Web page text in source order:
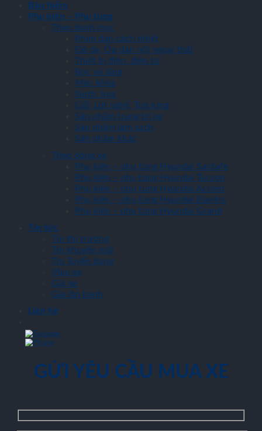
Bảo hiểm
Phụ kiện – Phụ tùng
Theo danh mục
Phim dán cách nhiệt
Đồ da, Ốp dán nội ngoại thất
Thiết bị điện, điện tử
Bọc vô lăng
Móc khóa
Nước hoa
Gối, Lót nghế, Tựa lưng
Sản phẩm trang trí xe
Sản phẩm làm sạch
Sản phẩm khác
Theo dòng xe
Phụ kiện – phụ tùng Hyundai Santafe
Phụ kiện – phụ tùng Hyundai Tucson
Phụ kiện – phụ tùng Hyundai Accent
Phụ kiện – phụ tùng Hyundai Elantra
Phụ kiện – phụ tùng Hyundai Grand
Tin tức
Tin thị trường
Tin khuyến mãi
Tin Tuyển dụng
Màu xe
Giá xe
Giá lăn bánh
Liên hệ
GỬI YÊU CẦU MUA XE